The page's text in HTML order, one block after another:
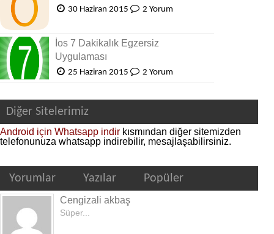
30 Haziran 2015 2 Yorum
İos 7 Dakikalık Egzersiz
Uygulaması
25 Haziran 2015 2 Yorum
Diğer Sitelerimiz
Android için Whatsapp indir kısmından diğer sitemizden
telefonunuza whatsapp indirebilir, mesajlaşabilirsiniz.
Yorumlar Yazılar Popüler
Cengizali akbaş
Süper...